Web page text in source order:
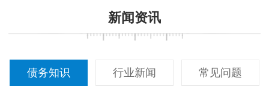
新闻资讯
债务知识 行业新闻 常见问题